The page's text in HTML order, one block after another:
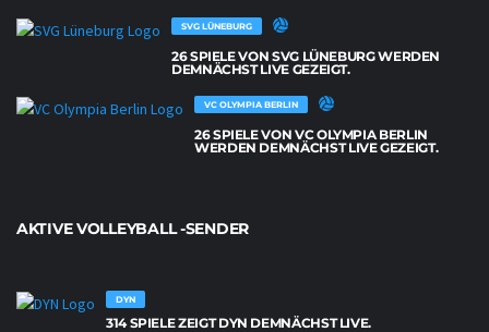
SVG LÜNEBURG
26 SPIELE VON SVG LÜNEBURG WERDEN
DEMNÄCHST LIVE GEZEIGT.
VC OLYMPIA BERLIN
26 SPIELE VON VC OLYMPIA BERLIN
WERDEN DEMNÄCHST LIVE GEZEIGT.
AKTIVE VOLLEYBALL -SENDER
DYN
314 SPIELE ZEIGT DYN DEMNÄCHST LIVE.